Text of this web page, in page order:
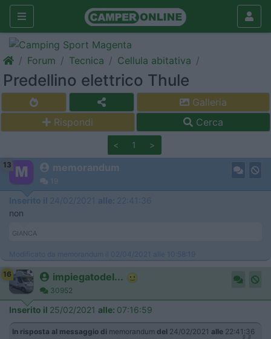
Forum Tecnica Cellula abitativa
Predellino elettrico Thule
Galleria
Rispondi
Cerca
< 1 >
13 memorandum
19
Inserito il 24/02/2021 alle: 22:41:36
non
GIANCA
Modificato da memorandum il 02/04/2021 alle 10:58:19
16 impiegatodel...
30952
Inserito il 25/02/2021 alle: 07:16:59
In risposta al messaggio di memorandum del 24/02/2021 alle 22:41:36